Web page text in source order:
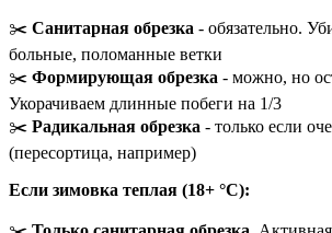
✂️ Санитарная обрезка - обязательно.
больные, поломанные ветки
✂️ Формирующая обрезка - можно, но
Укорачиваем длинные побеги на 1/3
✂️ Радикальная обрезка - только если
(пересортица, например)
Если зимовка теплая (18+ °C):